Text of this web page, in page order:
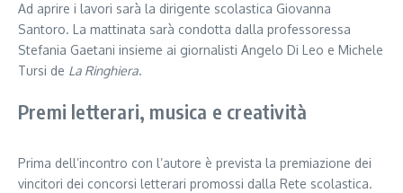
Ad aprire i lavori sarà la dirigente scolastica Giovanna
Santoro. La mattinata sarà condotta dalla professoressa
Stefania Gaetani insieme ai giornalisti Angelo Di Leo e Michele
Tursi de La Ringhiera.
Premi letterari, musica e creatività
Prima dell’incontro con l’autore è prevista la premiazione dei
vincitori dei concorsi letterari promossi dalla Rete scolastica.